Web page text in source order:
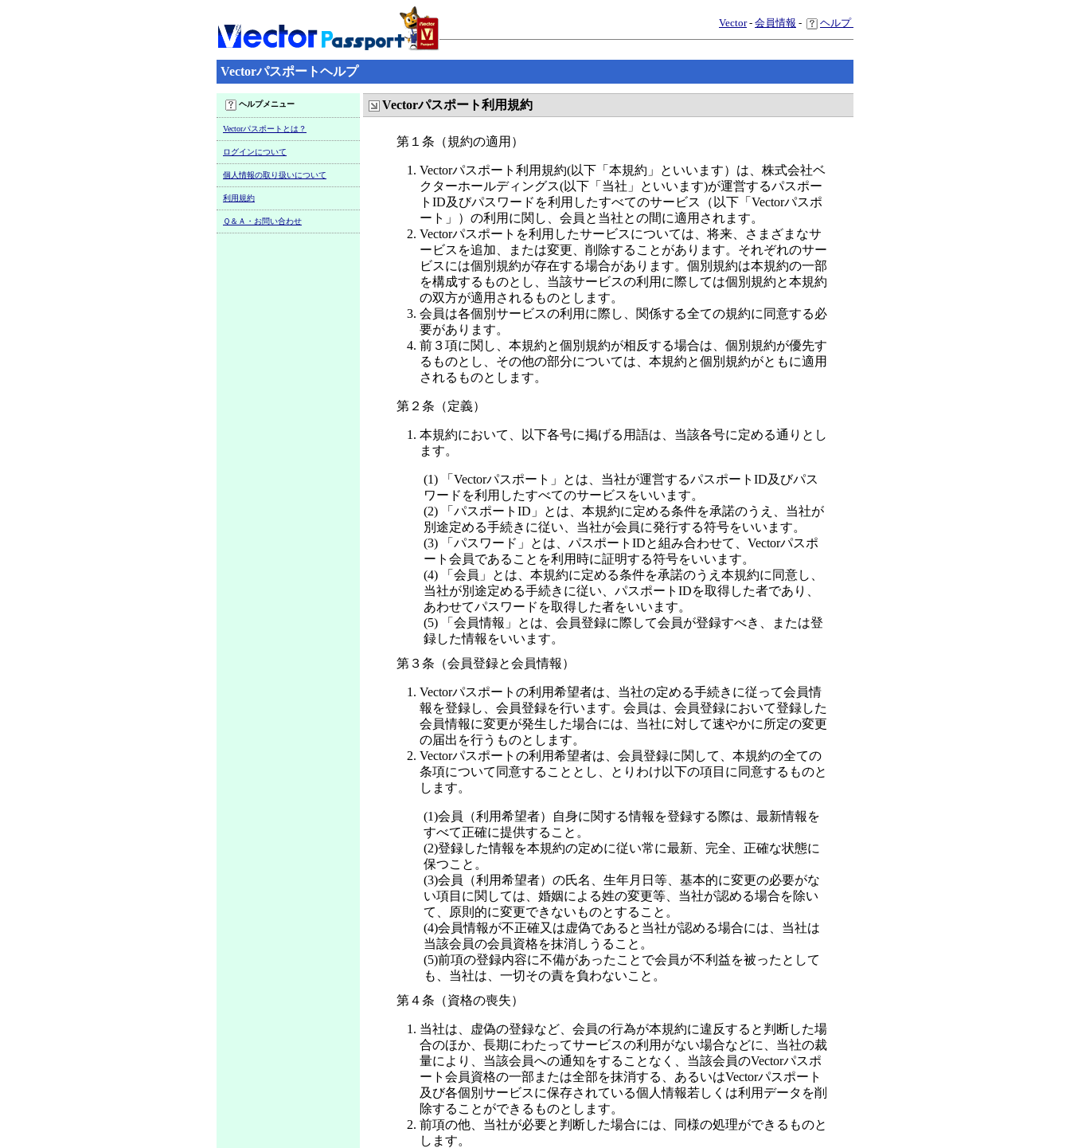
Vector- 会員情報 - ヘルプ
Vectorパスポートヘルプ
ヘルプメニュー
Vectorパスポートとは？
ログインについて
個人情報の取り扱いについて
利用規約
Ｑ＆Ａ・お問い合わせ
Vectorパスポート利用規約
第１条（規約の適用）
Vectorパスポート利用規約(以下「本規約」といいます）は、株式会社ベ
クターホールディングス(以下「当社」といいます)が運営するパスポー
トID及びパスワードを利用したすべてのサービス（以下「Vectorパスポ
ート」）の利用に関し、会員と当社との間に適用されます。
Vectorパスポートを利用したサービスについては、将来、さまざまなサ
ービスを追加、または変更、削除することがあります。それぞれのサー
ビスには個別規約が存在する場合があります。個別規約は本規約の一部
を構成するものとし、当該サービスの利用に際しては個別規約と本規約
の双方が適用されるものとします。
会員は各個別サービスの利用に際し、関係する全ての規約に同意する必
要があります。
前３項に関し、本規約と個別規約が相反する場合は、個別規約が優先す
るものとし、その他の部分については、本規約と個別規約がともに適用
されるものとします。
第２条（定義）
本規約において、以下各号に掲げる用語は、当該各号に定める通りとし
ます。
(1) 「Vectorパスポート」とは、当社が運営するパスポートID及びパス
ワードを利用したすべてのサービスをいいます。
(2) 「パスポートID」とは、本規約に定める条件を承諾のうえ、当社が
別途定める手続きに従い、当社が会員に発行する符号をいいます。
(3) 「パスワード」とは、パスポートIDと組み合わせて、Vectorパスポ
ート会員であることを利用時に証明する符号をいいます。
(4) 「会員」とは、本規約に定める条件を承諾のうえ本規約に同意し、
当社が別途定める手続きに従い、パスポートIDを取得した者であり、
あわせてパスワードを取得した者をいいます。
(5) 「会員情報」とは、会員登録に際して会員が登録すべき、または登
録した情報をいいます。
第３条（会員登録と会員情報）
Vectorパスポートの利用希望者は、当社の定める手続きに従って会員情
報を登録し、会員登録を行います。会員は、会員登録において登録した
会員情報に変更が発生した場合には、当社に対して速やかに所定の変更
の届出を行うものとします。
Vectorパスポートの利用希望者は、会員登録に関して、本規約の全ての
条項について同意することとし、とりわけ以下の項目に同意するものと
します。
(1)会員（利用希望者）自身に関する情報を登録する際は、最新情報を
すべて正確に提供すること。
(2)登録した情報を本規約の定めに従い常に最新、完全、正確な状態に
保つこと。
(3)会員（利用希望者）の氏名、生年月日等、基本的に変更の必要がな
い項目に関しては、婚姻による姓の変更等、当社が認める場合を除い
て、原則的に変更できないものとすること。
(4)会員情報が不正確又は虚偽であると当社が認める場合には、当社は
当該会員の会員資格を抹消しうること。
(5)前項の登録内容に不備があったことで会員が不利益を被ったとして
も、当社は、一切その責を負わないこと。
第４条（資格の喪失）
当社は、虚偽の登録など、会員の行為が本規約に違反すると判断した場
合のほか、長期にわたってサービスの利用がない場合などに、当社の裁
量により、当該会員への通知をすることなく、当該会員のVectorパスポ
ート会員資格の一部または全部を抹消する、あるいはVectorパスポート
及び各個別サービスに保存されている個人情報若しくは利用データを削
除することができるものとします。
前項の他、当社が必要と判断した場合には、同様の処理ができるものと
します。